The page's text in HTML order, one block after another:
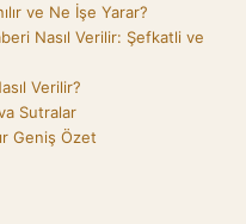
ve Ne İşe Yarar?
Nasıl Verilir: Şefkatli ve
Verilir?
Sutralar
Geniş Özet